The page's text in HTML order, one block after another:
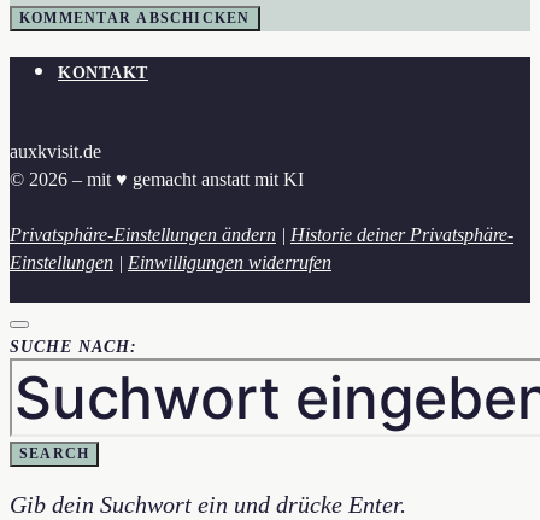
KONTAKT
auxkvisit.de
© 2026 – mit ♥︎ gemacht anstatt mit KI
Privatsphäre-Einstellungen ändern | Historie deiner Privatsphäre-
Einstellungen | Einwilligungen widerrufen
SUCHE NACH:
SEARCH
Gib dein Suchwort ein und drücke Enter.